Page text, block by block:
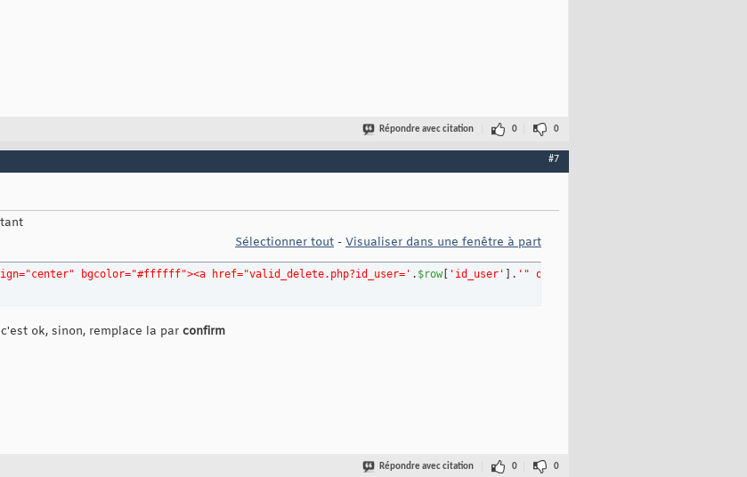
Répondre avec citation 0 0
#7
Sélectionner tout - Visualiser dans une fenêtre à part
bgcolor="#ffffff"><a href="valid_delete.php?id_user=' . $row 'id_user' . '" onClick="javascript
ok, sinon, remplace la par confirm
Répondre avec citation 0 0